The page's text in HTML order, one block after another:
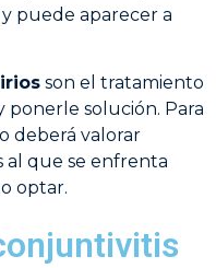
puede aparecer a
son el tratamiento
ponerle solución. Para
deberá valorar
al que se enfrenta
optar.